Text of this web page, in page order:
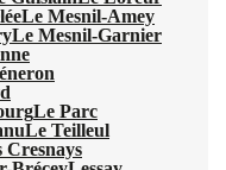
Le Mesnil-Amey
Le Mesnil-Garnier
Le Parc
Le Teilleul
Cresnays